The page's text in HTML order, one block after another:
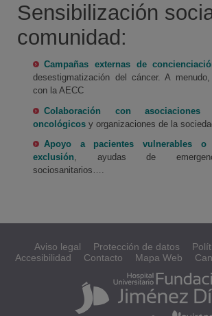
Sensibilización
comunidad:
Campañas externas de
desestigmatización del cáncer. A
con la AECC
Colaboración con asociaciones
oncológicos y organizaciones de la
Apoyo a pacientes vulnerables
exclusión , ayudas de
sociosanitarios….
Aviso legal Protección de datos
Accesibilidad
Contacto Mapa Web